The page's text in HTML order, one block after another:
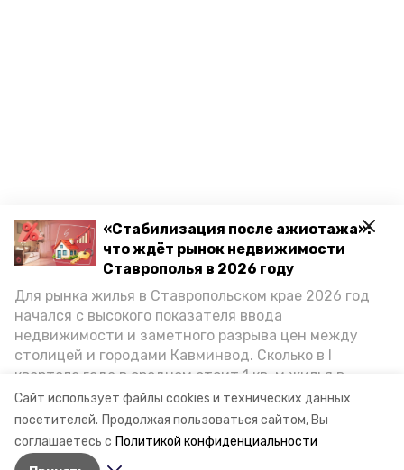
Сайт использует файлы cookies и технических данных
посетителей. Продолжая пользоваться сайтом, Вы
соглашаетесь с Политикой конфиденциальности
«Стабилизация после ажиотажа»:
что ждёт рынок недвижимости
Ставрополья в 2026 году
Для рынка жилья в Ставропольском крае 2026 год
начался с высокого показателя ввода
недвижимости и заметного разрыва цен между
столицей и городами Кавминвод. Сколько в I
квартале года в среднем стоит 1 кв. м жилья в
городах и округах региона, как изменился спрос на
первичку и вторичку, какова себестоимость
стройки собственного жилья в этом году и какие
прогнозы о стоимости квадратных метров дают
Новости